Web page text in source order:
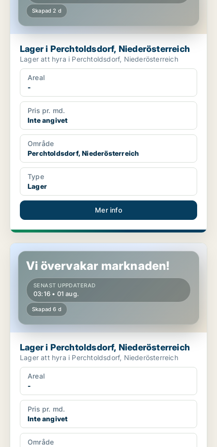
Skapad 2 d
Lager i Perchtoldsdorf, Niederösterreich
Lager att hyra i Perchtoldsdorf, Niederösterreich
Areal
-
Pris pr. md.
Inte angivet
Område
Perchtoldsdorf, Niederösterreich
Type
Lager
Mer info
Lager i Perchtoldsdorf, Niederösterreich
Vi övervakar marknaden!
SENAST UPPDATERAD
03:16 • 01 aug.
Skapad 6 d
Lager i Perchtoldsdorf, Niederösterreich
Lager att hyra i Perchtoldsdorf, Niederösterreich
Areal
-
Pris pr. md.
Inte angivet
Område